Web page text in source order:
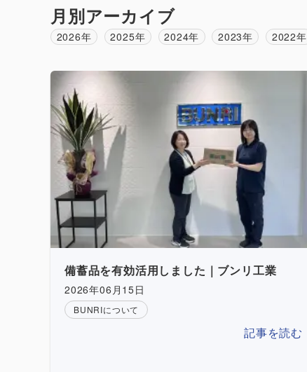
月別アーカイブ
2026年 2025年 2024年 2023年 2022年
備蓄品を有効活用しました｜ブンリ工業
2026年06月15日
BUNRIについて
記事を読む